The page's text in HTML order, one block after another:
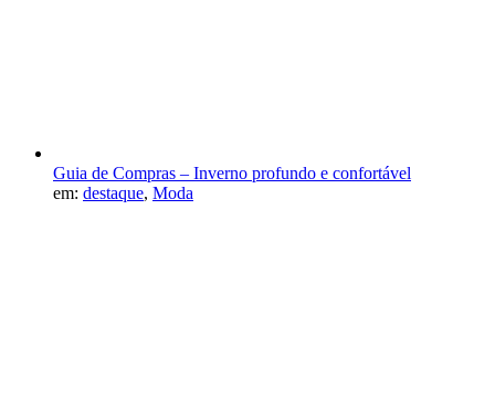
Guia de Compras – Inverno profundo e confortável
em: destaque, Moda